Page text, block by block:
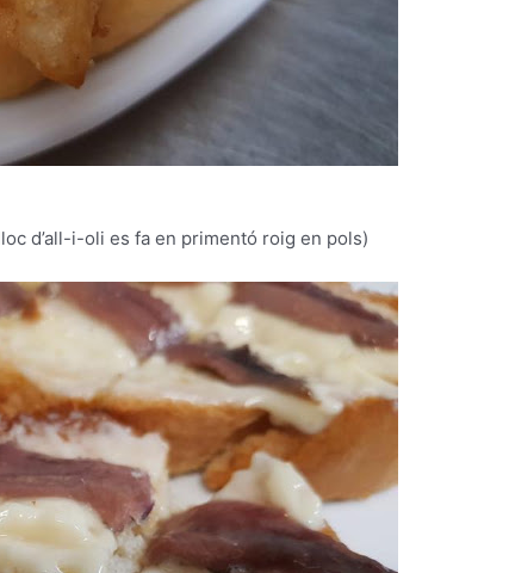
d’all-i-oli es fa en primentó roig en pols)